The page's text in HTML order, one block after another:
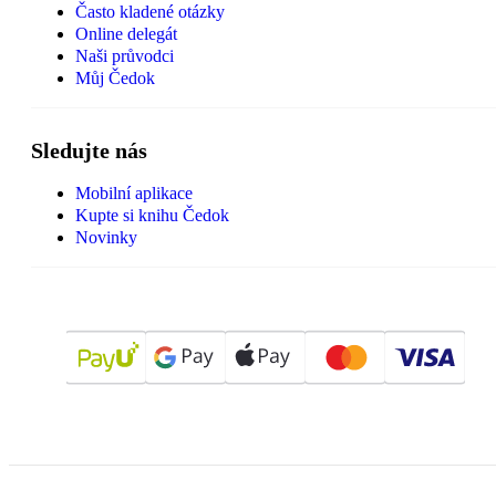
Často kladené otázky
Online delegát
Naši průvodci
Můj Čedok
Sledujte nás
Mobilní aplikace
Kupte si knihu Čedok
Novinky